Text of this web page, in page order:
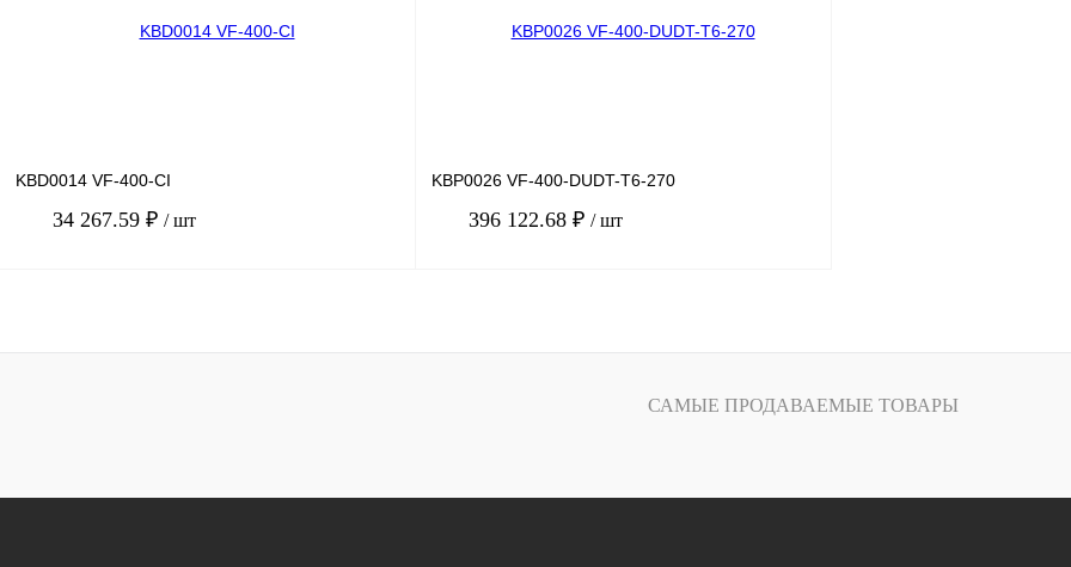
KBD0014 VF-400-CI
34 267.59 ₽ / шт
KBP0026 VF-400-DUDT-T6-270
396 122.68 ₽ / шт
САМЫЕ ПРОДАВАЕМЫЕ ТОВАРЫ